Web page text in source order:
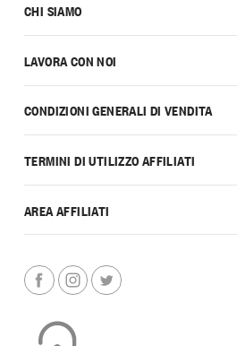
CHI SIAMO
LAVORA CON NOI
CONDIZIONI GENERALI DI VENDITA
TERMINI DI UTILIZZO AFFILIATI
AREA AFFILIATI